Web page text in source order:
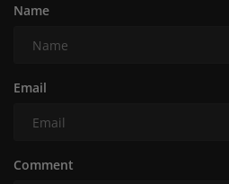
Name
Email
Comment